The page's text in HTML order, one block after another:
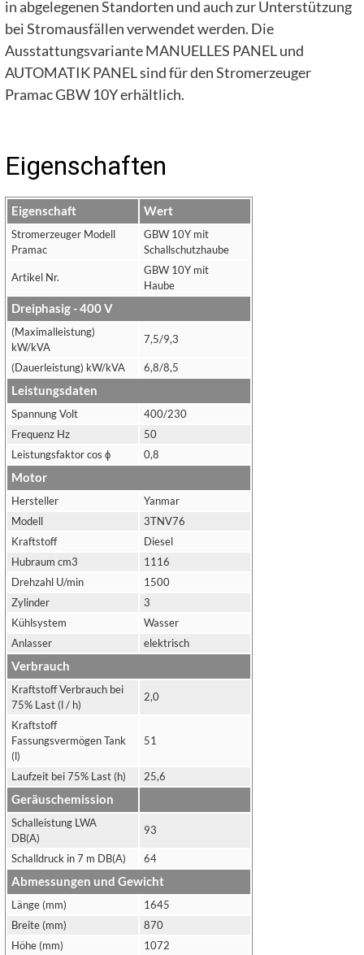
in abgelegenen Standorten und auch zur Unterstützung
bei Stromausfällen verwendet werden. Die
Ausstattungsvariante MANUELLES PANEL und
AUTOMATIK PANEL sind für den Stromerzeuger
Pramac GBW 10Y erhältlich.
Eigenschaften
Eigenschaft Wert
Stromerzeuger Modell
Pramac
GBW 10Y mit
Schallschutzhaube
Artikel Nr.
GBW 10Y mit
Haube
Dreiphasig - 400 V
(Maximalleistung)
kW/kVA
7,5/9,3
(Dauerleistung) kW/kVA 6,8/8,5
Leistungsdaten
Spannung Volt
400/230
Frequenz Hz
50
Leistungsfaktor cos ϕ
0,8
Motor
Hersteller
Yanmar
Modell
3TNV76
Kraftstoff
Diesel
Hubraum cm3
1116
Drehzahl U/min
1500
Zylinder
3
Kühlsystem
Wasser
Anlasser
elektrisch
Verbrauch
Kraftstoff Verbrauch bei
75% Last (l / h)
2,0
Kraftstoff
Fassungsvermögen Tank
(l)
51
Laufzeit bei 75% Last (h) 25,6
Geräuschemission
Schalleistung LWA
DB(A)
93
Schalldruck in 7 m DB(A) 64
Abmessungen und Gewicht
Länge (mm)
1645
Breite (mm)
870
Höhe (mm)
1072